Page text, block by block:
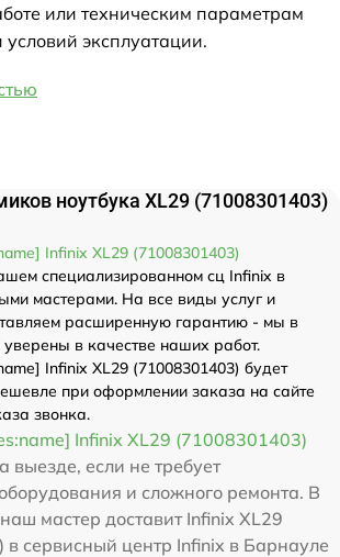
или техническим параметрам
эксплуатации.
ноутбука XL29 (71008301403)
Infinix XL29 (71008301403)
специализированном сц Infinix в
мастерами. На все виды услуг и
расширенную гарантию - мы в
уверены в качестве наших работ.
Infinix XL29 (71008301403) будет
при оформлении заказа на сайте
звонка.
Infinix XL29 (71008301403)
выезде, если не требует
и сложного ремонта. В
мастер доставит Infinix XL29
сервисный центр Infinix в Барнауле